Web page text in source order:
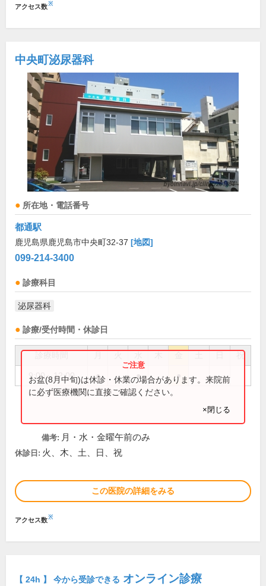
アクセス数※
中央町泌尿器科
所在地・電話番号
都通駅
鹿児島県鹿児島市中央町32-37 [地図]
099-214-3400
診療科目
泌尿器科
診療/受付時間・休診日
祝
9:00～12:00 ● ● ●
お盆(8月中旬)は休診・休業の場合があります。来院前
に必ず医療機関に直接ご確認ください。
×閉じる
備考: 月・水・金曜午前のみ
休診日: 火、木、土、日、祝
この医院の詳細をみる
アクセス数※
【 24h 】 今から受診できる オンライン診療